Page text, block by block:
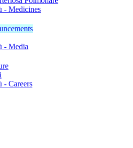
- Medicines
- Media
- Careers